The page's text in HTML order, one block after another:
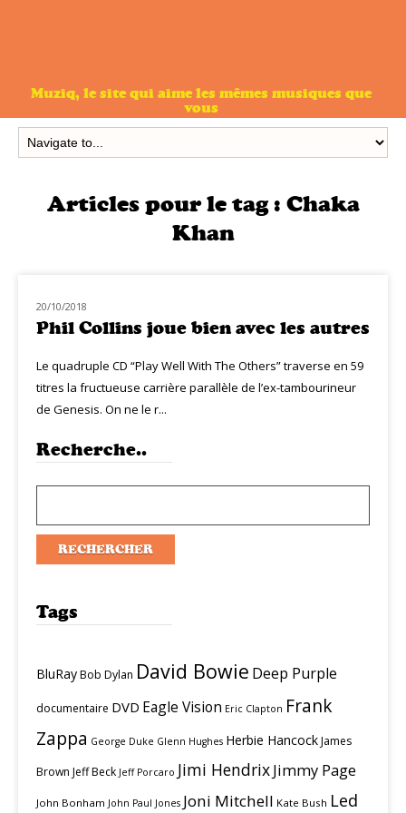
Muziq, le site qui aime les mêmes musiques que
vous
Articles pour le tag : Chaka
Khan
NOUVEAUTÉS
20/10/2018
Phil Collins joue bien avec les autres
Le quadruple CD “Play Well With The Others” traverse en 59
titres la fructueuse carrière parallèle de l’ex-tambourineur
de Genesis. On ne le r...
Recherche..
Tags
BluRayBob Dylan David Bowie Deep Purple
documentaire DVD Eagle Vision Eric Clapton Frank
Zappa George Duke Glenn Hughes Herbie HancockJames
Brown Jeff Beck Jeff Porcaro Jimi HendrixJimmy Page
John Bonham John Paul Jones Joni Mitchell Kate Bush Led